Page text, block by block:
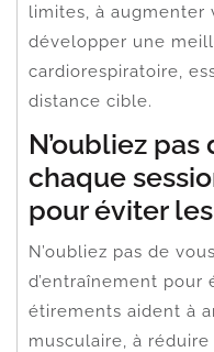
limites, à
développer une
cardiorespiratoire,
distance cible.
N’oubliez
chaque
pour éviter
N’oubliez pas de
d’entraînement pour
étirements aident à
musculaire, à